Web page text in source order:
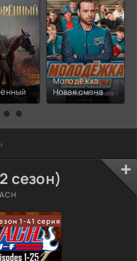
Молодёжка:
Новая смена
сезон)
1-41 серия